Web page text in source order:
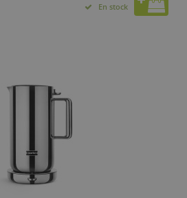
En stock